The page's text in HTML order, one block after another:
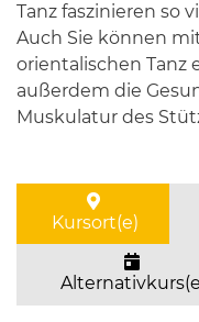
Tanz faszinieren so
Auch Sie können
orientalischen Tanz
außerdem die
Muskulatur des
Kursort(e)